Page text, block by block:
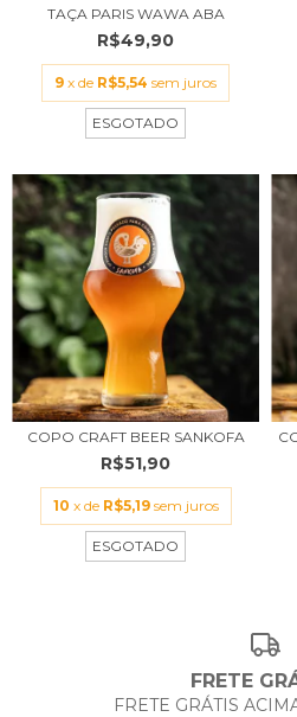
TAÇA PARIS WAWA ABA
R$49,90
9 x de R$5,54 sem juros
ESGOTADO
COPO CRAFT BEER SANKOFA
R$51,90
10 x de R$5,19 sem juros
ESGOTADO
FRETE
FRETE GRÁTIS